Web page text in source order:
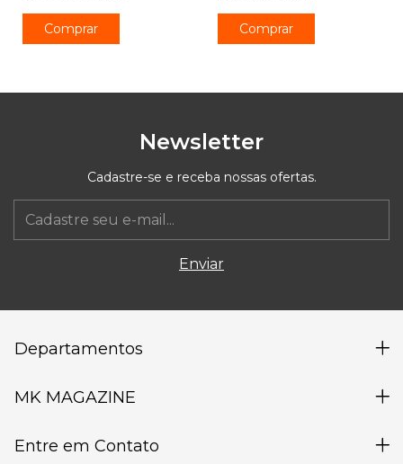
Comprar Comprar
Newsletter
Cadastre-se e receba nossas ofertas.
Departamentos
MK MAGAZINE
Entre em Contato